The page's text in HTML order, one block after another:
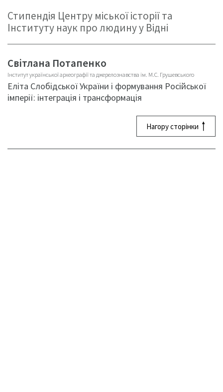
Стипендія Центру міської історії та
Інституту наук про людину у Відні
Світлана Потапенко
Інститут української археографії та джерелознавства ім. М.С. Грушевського
Еліта Слобідської України і формування Російської
імперії: інтеграція і трансформація
Нагору сторінки